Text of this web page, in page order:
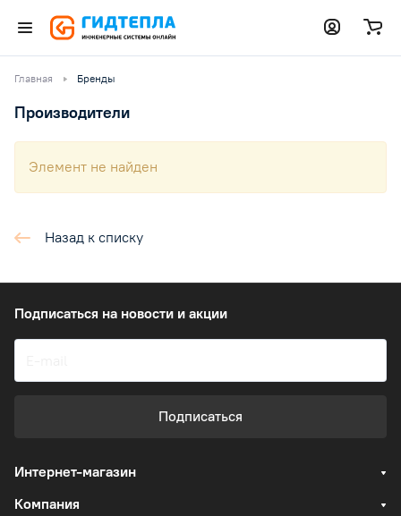
Главная Бренды
Производители
Элемент не найден
Назад к списку
Подписаться на новости и акции
Подписаться
Интернет-магазин
Компания